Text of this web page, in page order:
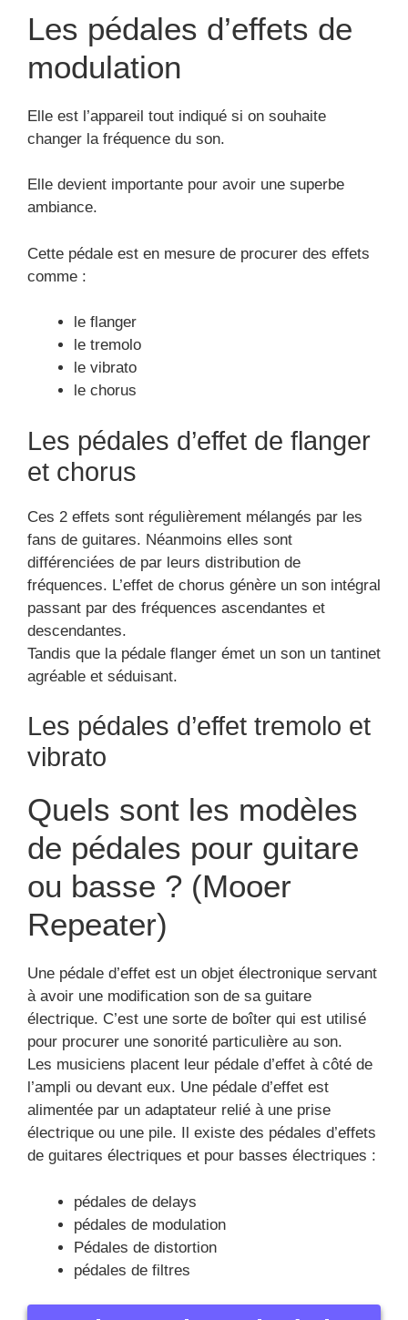
Les pédales d’effets de
modulation
Elle est l’appareil tout indiqué si on souhaite
changer la fréquence du son.
Elle devient importante pour avoir une superbe
ambiance.
Cette pédale est en mesure de procurer des effets
comme :
le flanger
le tremolo
le vibrato
le chorus
Les pédales d’effet de flanger
et chorus
Ces 2 effets sont régulièrement mélangés par les
fans de guitares. Néanmoins elles sont
différenciées de par leurs distribution de
fréquences. L’effet de chorus génère un son intégral
passant par des fréquences ascendantes et
descendantes.
Tandis que la pédale flanger émet un son un tantinet
agréable et séduisant.
Les pédales d’effet tremolo et
vibrato
Quels sont les modèles
de pédales pour guitare
ou basse ? (Mooer
Repeater)
Une pédale d’effet est un objet électronique servant
à avoir une modification son de sa guitare
électrique. C’est une sorte de boîter qui est utilisé
pour procurer une sonorité particulière au son.
Les musiciens placent leur pédale d’effet à côté de
l’ampli ou devant eux. Une pédale d’effet est
alimentée par un adaptateur relié à une prise
électrique ou une pile. Il existe des pédales d’effets
de guitares électriques et pour basses électriques :
pédales de delays
pédales de modulation
Pédales de distortion
pédales de filtres